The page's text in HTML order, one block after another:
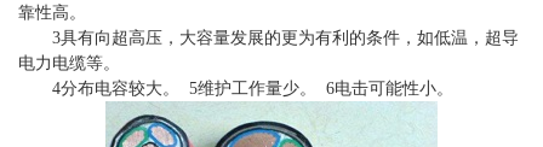
靠性高。
3具有向超高压，大容量发展的更为有利的条件，如低温，超导
电力电缆等。
4分布电容较大。 5维护工作量少。 6电击可能性小。